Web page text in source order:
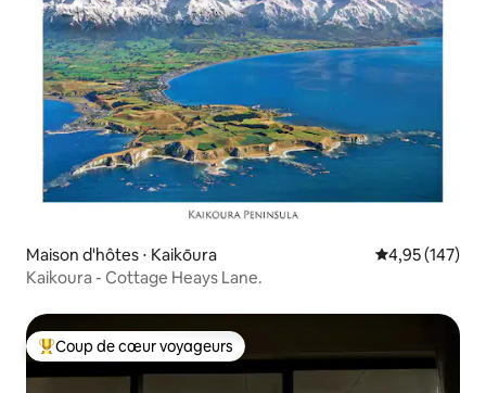
Maison d'hôtes ⋅ Kaikōura Évaluation
4,95 (147)
Kaikoura - Cottage Heays Lane.
Coups de cœur voyageurs les plus appréciés
Coup de cœur voyageurs